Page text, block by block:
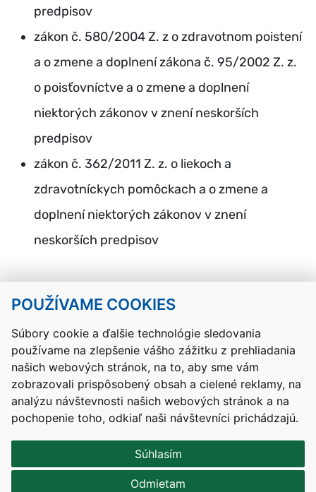
POUŽÍVAME COOKIES
Súbory cookie a ďalšie technológie sledovania
používame na zlepšenie vášho zážitku z prehliadania
našich webových stránok, na to, aby sme vám
zobrazovali prispôsobený obsah a cielené reklamy, na
analýzu návštevnosti našich webových stránok a na
pochopenie toho, odkiaľ naši návštevníci prichádzajú.
Súhlasím
Odmietam
predpisov
zákon č. 580/2004 Z. z o zdravotnom poistení
a o zmene a doplnení zákona č. 95/2002 Z. z.
o poisťovníctve a o zmene a doplnení
niektorých zákonov v znení neskorších
predpisov
zákon č. 362/2011 Z. z. o liekoch a
zdravotníckych pomôckach a o zmene a
doplnení niektorých zákonov v znení
neskorších predpisov
Kontakty Mapa stránky RSS
Vyhlásenie o prístupnosti
Nastavenia cookies
Prevádzkovateľom služby je Ministerstvo školstva, výskumu,
vývoja a mládeže Slovenskej republiky.